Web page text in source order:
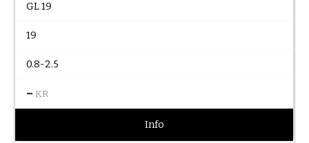
GL 19
19
0.8-2.5
– KR
Info